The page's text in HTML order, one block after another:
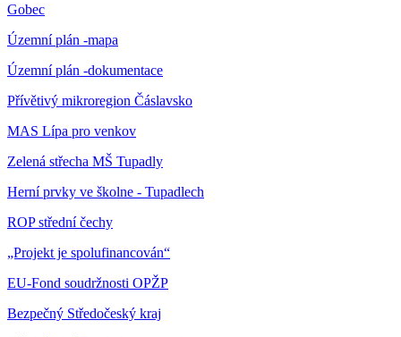
Gobec
Územní plán -mapa
Územní plán -dokumentace
Přívětivý mikroregion Čáslavsko
MAS Lípa pro venkov
Zelená střecha MŠ Tupadly
Herní prvky ve školne - Tupadlech
ROP střední čechy
„Projekt je spolufinancován“
EU-Fond soudržnosti OPŽP
Bezpečný Středočeský kraj